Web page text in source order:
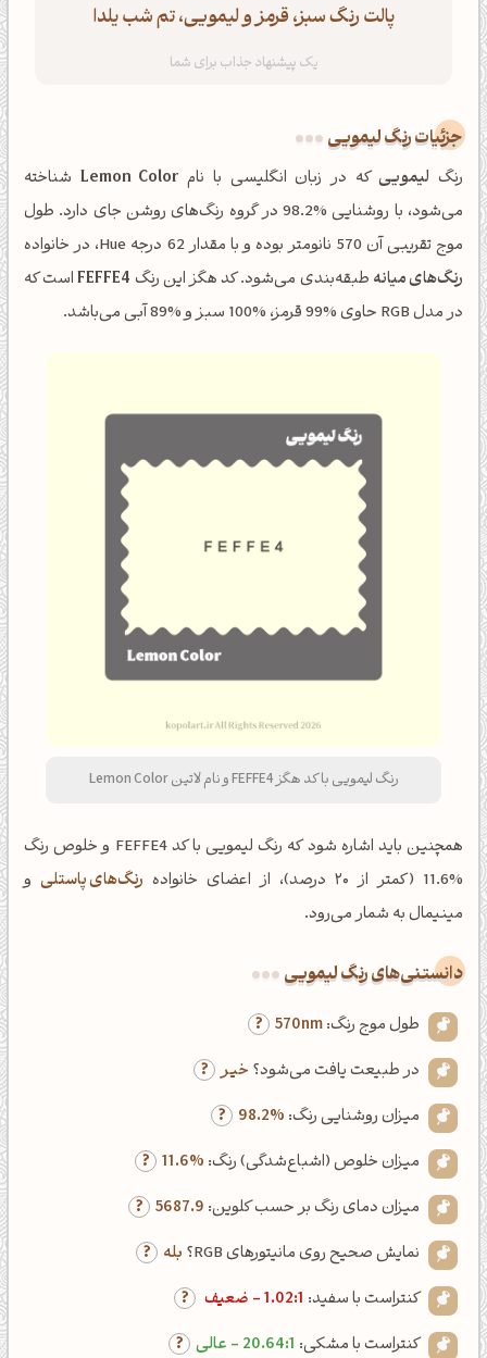
پالت رنگ سبز، قرمز و لیمویی، تم شب یلدا
جزئیات رنگ لیمویی
رنگ لیموییکه در زبان انگلیسی با نامLemon Color شناخته
می‌شود، با روشنایی %98.2 در گروه رنگ‌های روشن جای دارد. طول
موج تقریبی آن 570 نانومتر بوده و با مقدار 62 درجه Hue، در خانواده
رنگ‌های میانه طبقه‌بندی می‌شود. کد هگز این رنگ FEFFE4است که
در مدل RGB حاوی %99 قرمز، %100 سبز و %89 آبی می‌باشد.
رنگ لیمویی با کد هگز FEFFE4 و نام لاتین Lemon Color
همچنین باید اشاره شود که رنگ لیمویی با کد FEFFE4 و خلوص رنگ
%11.6 (کمتر از ۲۰ درصد)، از اعضای خانواده
رنگ‌های پاستلی و
مینیمال به شمار می‌رود.
دانستنی‌های رنگ لیمویی
طول موج رنگ:570nm
در طبیعت یافت می‌شود؟ خیر
میزان روشنایی رنگ: 98.2%
میزان خلوص (اشباع‌شدگی) رنگ: 11.6%
میزان دمای رنگ بر حسب کلوین: 5687.9
نمایش صحیح روی مانیتورهای RGB؟
بله
کنتراست با سفید: 1.02:1 - ضعیف
کنتراست با مشکی: 20.64:1 - عالی